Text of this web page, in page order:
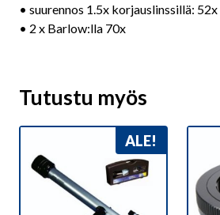
• suurennos 1.5x korjauslinssillä: 52x
• 2 x Barlow:lla 70x
Tutustu myös
ALE!